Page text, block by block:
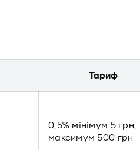
Тариф
0,5% мінімум 5 грн,
максимум 500 грн